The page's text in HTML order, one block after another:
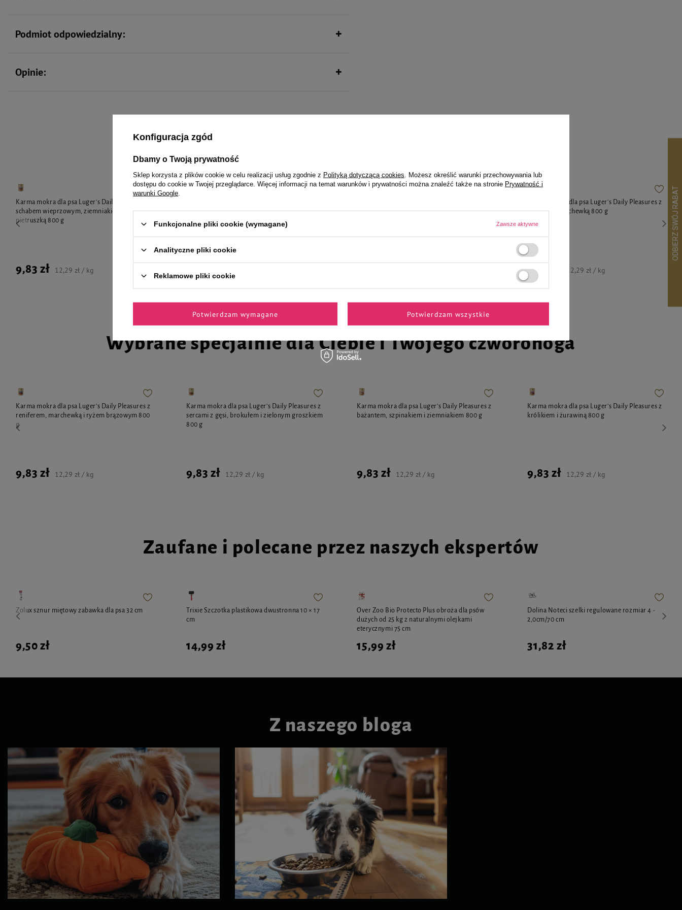
Podmiot odpowiedzialny:
Opinie:
To także ucieszy Twojego pupila
Karma mokra dla psa Luger's Daily Pleasures ze
schabem wieprzowym, ziemniakiem i
pietruszką 800 g
9,83 zł 12,29 zł / kg
800 g
Karma mokra dla psa Luger's Daily Pleasures z
cielęciną i marchewką 800 g
9,83 zł 12,29 zł / kg
Wybrane specjalnie dla Ciebie i Twojego czworonoga
Karma mokra dla psa Luger's Daily Pleasures z
reniferem, marchewką i ryżem brązowym 800
g
9,83 zł 12,29 zł / kg
Karma mokra dla psa Luger's Daily Pleasures z
sercami z gęsi, brokułem i zielonym groszkiem
800 g
9,83 zł 12,29 zł / kg
Karma mokra dla psa Luger's Daily Pleasures z
bażantem, szpinakiem i ziemniakiem 800 g
9,83 zł 12,29 zł / kg
Karma mokra dla psa Luger's Daily Pleasures z
królikiem i żurawiną 800 g
9,83 zł 12,29 zł / kg
Zaufane i polecane przez naszych ekspertów
Zolux sznur miętowy zabawka dla psa 32 cm
9,50 zł
Trixie Szczotka plastikowa dwustronna 10 × 17
cm
14,99 zł
Over Zoo Bio Protecto Plus obroża dla psów
dużych od 25 kg z naturalnymi olejkami
eterycznymi 75 cm
15,99 zł
Dolina Noteci szelki regulowane rozmiar 4 -
2,0cm/70 cm
31,82 zł
Z naszego bloga
Konfiguracja zgód
Dbamy o Twoją prywatność
Sklep korzysta z plików cookie w celu realizacji usług zgodnie z Polityką dotyczącą cookies . Możesz określić warunki przechowywania lub
dostępu do cookie w Twojej przeglądarce. Więcej informacji na temat warunków i prywatności można znaleźć także na stronie Prywatność i
warunki Google
Funkcjonalne pliki cookie (wymagane) Zawsze aktywne
Analityczne pliki cookie
Reklamowe pliki cookie
Potwierdzam wymagane Potwierdzam wszystkie